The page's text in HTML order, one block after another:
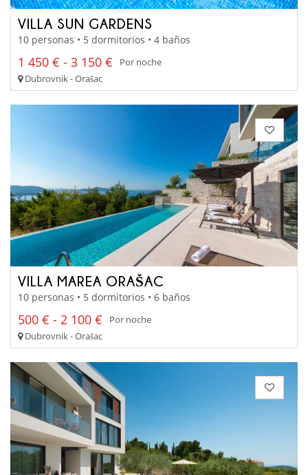
VILLA SUN GARDENS
10 personas • 5 dormitorios • 4 baños
1 450 € - 3 150 €
Por noche
Dubrovnik - Orašac
VILLA MAREA ORAŠAC
10 personas • 5 dormitorios • 6 baños
500 € - 2 100 €
Por noche
Dubrovnik - Orašac